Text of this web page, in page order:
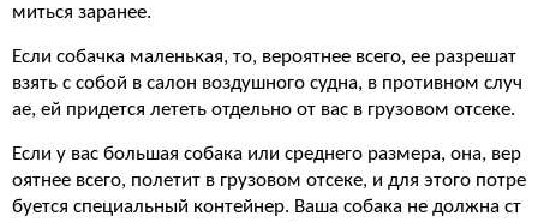
миться заранее.
Если собачка маленькая, то, вероятнее всего, ее разрешат
взять с собой в салон воздушного судна, в противном случ
ае, ей придется лететь отдельно от вас в грузовом отсеке.
Если у вас большая собака или среднего размера, она, вер
оятнее всего, полетит в грузовом отсеке, и для этого потре
буется специальный контейнер. Ваша собака не должна ст